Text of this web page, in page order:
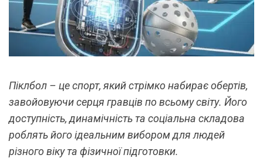
Піклбол – це спорт, який стрімко набирає обертів,
завойовуючи серця гравців по всьому світу. Його
доступність, динамічність та соціальна складова
роблять його ідеальним вибором для людей
різного віку та фізичної підготовки.